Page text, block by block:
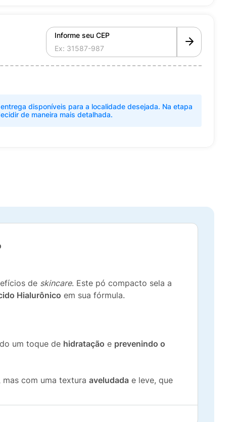
Informe seu CEP
disponíveis para a localidade desejada. Na etapa
de maneira mais detalhada.
de skincare. Este pó compacto sela a
Hialurônico em sua fórmula.
um toque de hidratação e prevenindo o
com uma textura aveludada e leve, que